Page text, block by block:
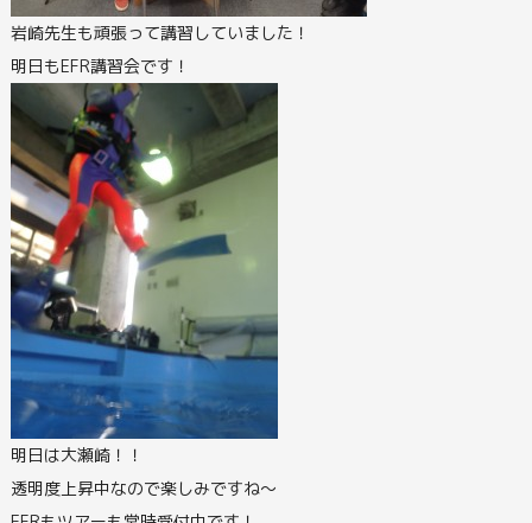
岩崎先生も頑張って講習していました！
明日もEFR講習会です！
明日は大瀬崎！！
透明度上昇中なので楽しみですね～